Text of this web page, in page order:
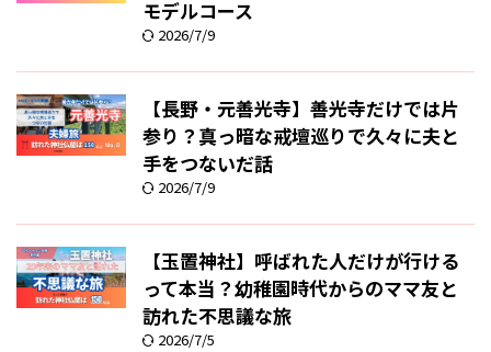
モデルコース
2026/7/9
【長野・元善光寺】善光寺だけでは片
参り？真っ暗な戒壇巡りで久々に夫と
手をつないだ話
2026/7/9
【玉置神社】呼ばれた人だけが行ける
って本当？幼稚園時代からのママ友と
訪れた不思議な旅
2026/7/5